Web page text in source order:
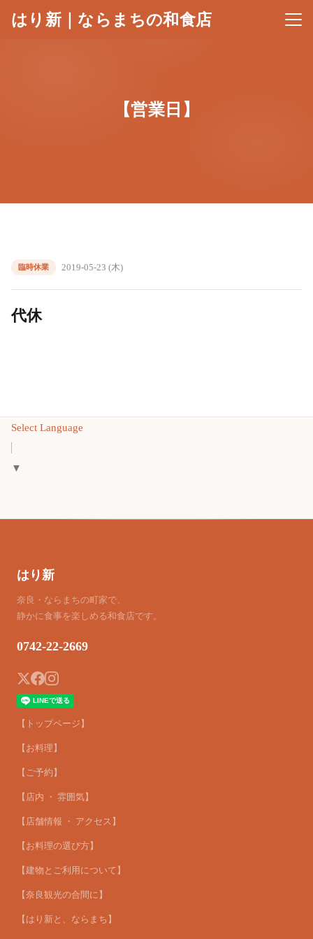
はり新｜ならまちの和食店 メニ
【営業日】
臨時休業 2019-05-23 (木)
代休
Select Language
▼
はり新
奈良・ならまちの町家で、
静かに食事を楽しめる和食店です。
0742-22-2669
【トップページ】
【お料理】
【ご予約】
【店内 ・ 雰囲気】
【店舗情報 ・ アクセス】
【お料理の選び方】
【建物とご利用について】
【奈良観光の合間に】
【はり新と、ならまち】